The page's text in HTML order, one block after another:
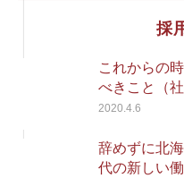
採
これからの
べきこと（
2020.4.6
辞めずに北
代の新しい